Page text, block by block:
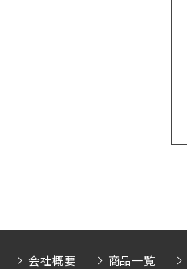
会社概要 商品一覧